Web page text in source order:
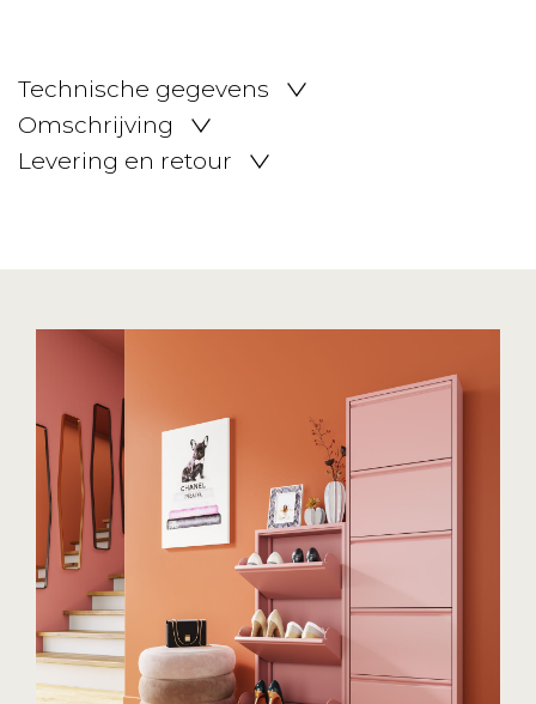
Technische gegevens
Omschrijving
Levering en retour